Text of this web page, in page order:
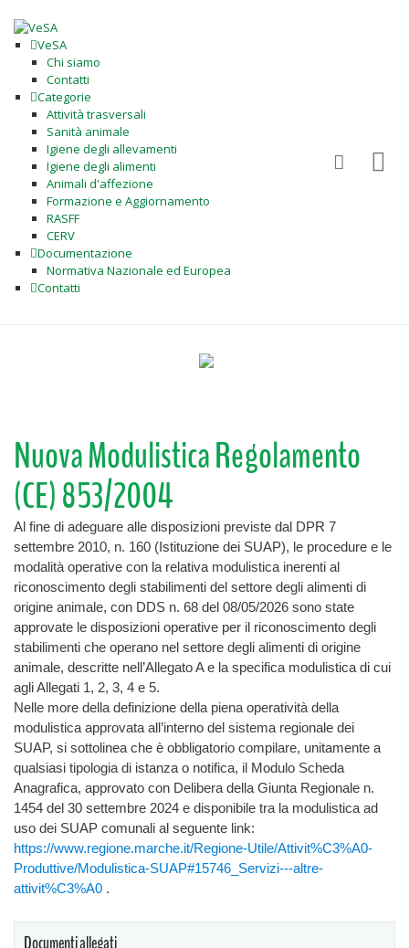
VeSA
Chi siamo
Contatti
Categorie
Attività trasversali
Sanità animale
Igiene degli allevamenti
Igiene degli alimenti
Animali d'affezione
Formazione e Aggiornamento
RASFF
CERV
Documentazione
Normativa Nazionale ed Europea
Contatti
Nuova Modulistica Regolamento
(CE) 853/2004
Al fine di adeguare alle disposizioni previste dal DPR 7
settembre 2010, n. 160 (Istituzione dei SUAP), le procedure e le
modalità operative con la relativa modulistica inerenti al
riconoscimento degli stabilimenti del settore degli alimenti di
origine animale, con DDS n. 68 del 08/05/2026 sono state
approvate le disposizioni operative per il riconoscimento degli
stabilimenti che operano nel settore degli alimenti di origine
animale, descritte nell’Allegato A e la specifica modulistica di cui
agli Allegati 1, 2, 3, 4 e 5.
Nelle more della definizione della piena operatività della
modulistica approvata all’interno del sistema regionale dei
SUAP, si sottolinea che è obbligatorio compilare, unitamente a
qualsiasi tipologia di istanza o notifica, il Modulo Scheda
Anagrafica, approvato con Delibera della Giunta Regionale n.
1454 del 30 settembre 2024 e disponibile tra la modulistica ad
uso dei SUAP comunali al seguente link:
https://www.regione.marche.it/Regione-Utile/Attivit%C3%A0-
Produttive/Modulistica-SUAP#15746_Servizi---altre-
attivit%C3%A0 .